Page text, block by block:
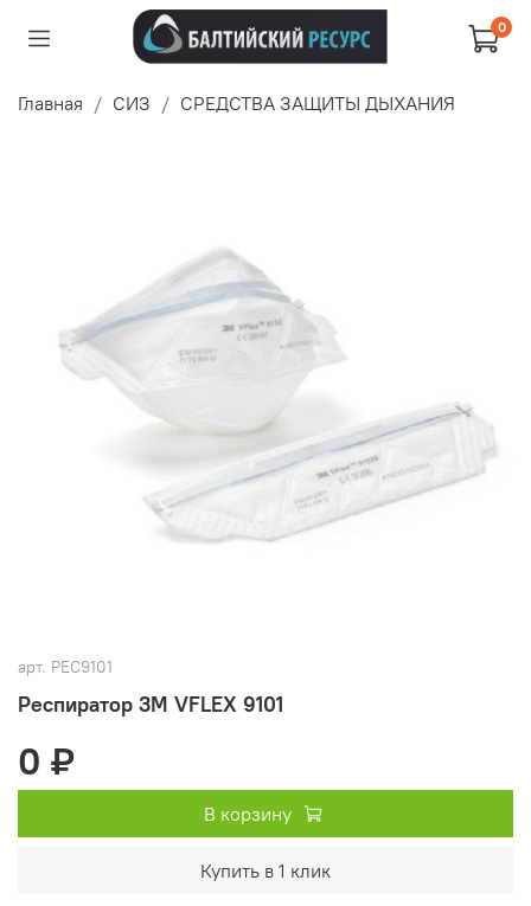
0
Главная СИЗ СРЕДСТВА ЗАЩИТЫ ДЫХАНИЯ
арт. РЕС9101
Респиратор 3М VFLEX 9101
0 ₽
В корзину
Купить в 1 клик